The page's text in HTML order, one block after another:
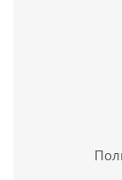
Печь для бани на